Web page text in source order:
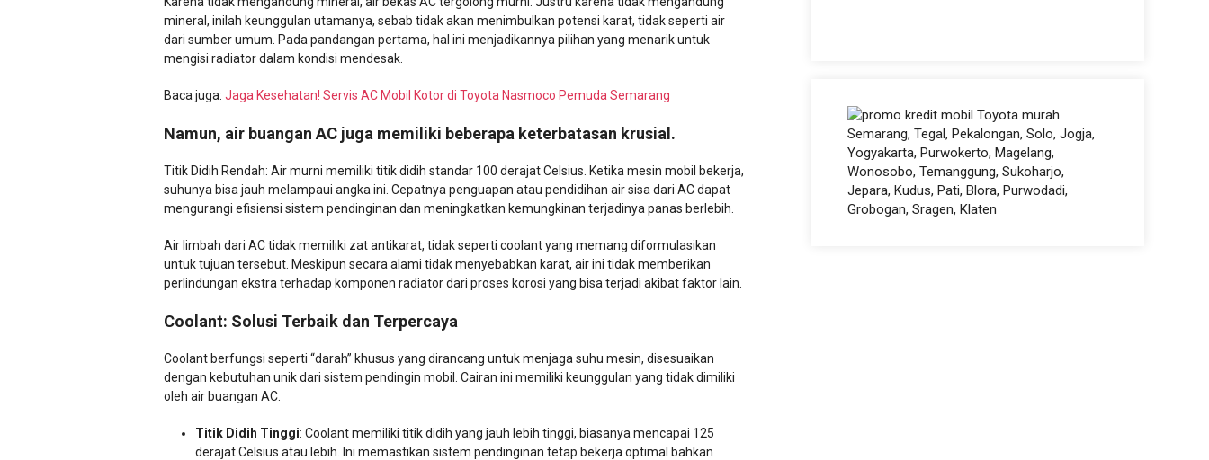
mineral, inilah keunggulan utamanya, sebab tidak akan menimbulkan potensi karat, tidak seperti air
dari sumber umum. Pada pandangan pertama, hal ini menjadikannya pilihan yang menarik untuk
mengisi radiator dalam kondisi mendesak.
Baca juga: Jaga Kesehatan! Servis AC Mobil Kotor di Toyota Nasmoco Pemuda Semarang
Namun, air buangan AC juga memiliki beberapa keterbatasan krusial.
Titik Didih Rendah: Air murni memiliki titik didih standar 100 derajat Celsius. Ketika mesin mobil bekerja,
suhunya bisa jauh melampaui angka ini. Cepatnya penguapan atau pendidihan air sisa dari AC dapat
mengurangi efisiensi sistem pendinginan dan meningkatkan kemungkinan terjadinya panas berlebih.
Air limbah dari AC tidak memiliki zat antikarat, tidak seperti coolant yang memang diformulasikan
untuk tujuan tersebut. Meskipun secara alami tidak menyebabkan karat, air ini tidak memberikan
perlindungan ekstra terhadap komponen radiator dari proses korosi yang bisa terjadi akibat faktor lain.
Coolant: Solusi Terbaik dan Terpercaya
Coolant berfungsi seperti “darah” khusus yang dirancang untuk menjaga suhu mesin, disesuaikan
dengan kebutuhan unik dari sistem pendingin mobil. Cairan ini memiliki keunggulan yang tidak dimiliki
oleh air buangan AC.
Titik Didih Tinggi: Coolant memiliki titik didih yang jauh lebih tinggi, biasanya mencapai 125
derajat Celsius atau lebih. Ini memastikan sistem pendinginan tetap bekerja optimal bahkan